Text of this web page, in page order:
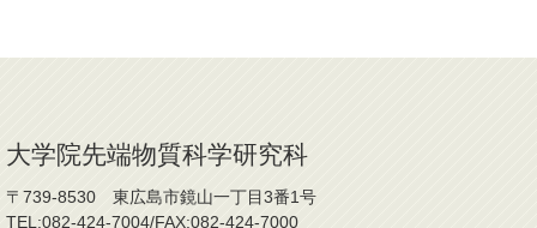
大学院先端物質科学研究科
〒739-8530 東広島市鏡山一丁目3番1号
TEL:082-424-7004/FAX:082-424-7000